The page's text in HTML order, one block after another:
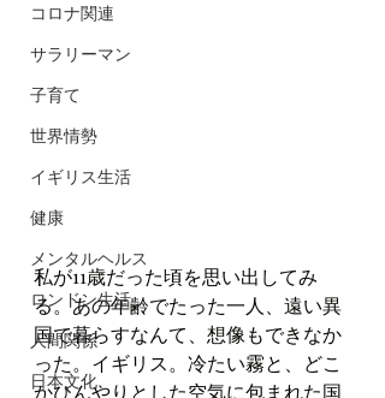
コロナ関連
サラリーマン
子育て
世界情勢
イギリス生活
健康
メンタルヘルス
ロンドン生活
人間関係
日本文化
私が11歳だった頃を思い出してみ
る。あの年齢でたった一人、遠い異
国で暮らすなんて、想像もできなか
った。イギリス。冷たい霧と、どこ
かひんやりとした空気に包まれた国